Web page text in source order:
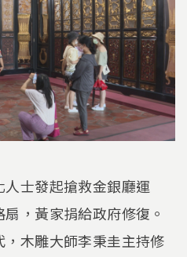
士發起搶救金銀廳運
，黃家捐給政府修復。
木雕大師李秉圭主持修